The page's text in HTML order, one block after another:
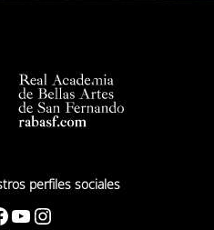
perfiles sociales
YouTube Instagram